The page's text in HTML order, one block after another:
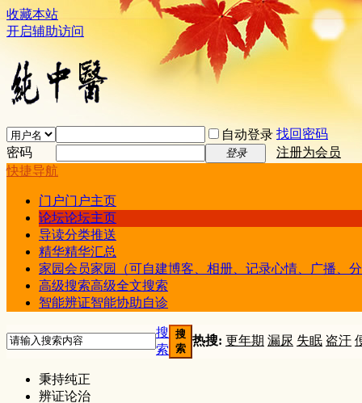
收藏本站
开启辅助访问
自动登录 找回密码
密码
登录
注册为会员
快捷导航
门户门户主页
论坛论坛主页
导读分类推送
精华精华汇总
家园会员家园（可自建博客、相册、记录心情、广播、
高级搜索高级全文搜索
智能辨证智能协助自诊
搜
索
搜
索
热搜: 更年期 漏尿 失眠 盗汗
秉持纯正
辨证论治